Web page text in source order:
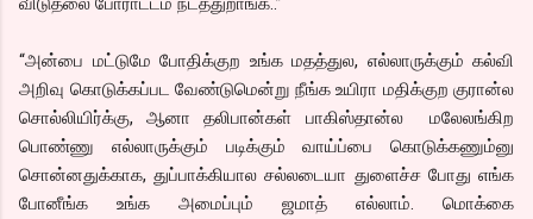
“அன்பை மட்டுமே போதிக்குற உங்க மதத்துல, எல்லாருக்கும் கல்வி
அறிவு கொடுக்கப்பட வேண்டுமென்று நீங்க உயிரா மதிக்குற குரான்ல
சொல்லியிர்க்கு, ஆனா தலிபான்கள் பாகிஸ்தான்ல மலேலங்கிற
பொண்ணு எல்லாருக்கும் படிக்கும் வாய்ப்பை கொடுக்கணும்னு
சொன்னதுக்காக, துப்பாக்கியால சல்லடையா துளைச்ச போது எங்க
போனீங்க உங்க அமைப்பும் ஜமாத் எல்லாம். மொக்கை